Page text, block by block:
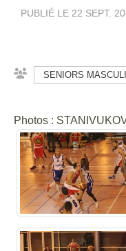
PUBLIÉ LE 22 SEPT.
SENIORS
Photos :